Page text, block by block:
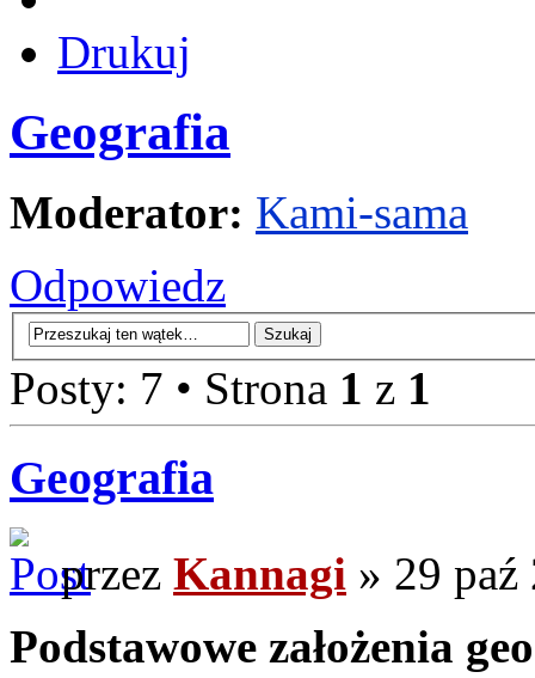
Drukuj
Geografia
Moderator: Kami-sama
Odpowiedz
Posty: 7 • Strona 1 z 1
Geografia
przez Kannagi » 29
Podstawowe założenia